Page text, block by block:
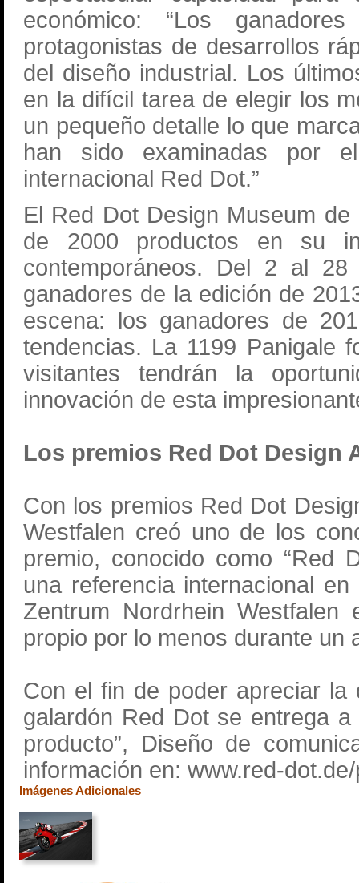
económico: “Los
protagonistas de desarrollos
del diseño industrial. Los
en la difícil tarea de elegir los
un pequeño detalle lo que
han sido examinadas por
internacional Red Dot.”
El Red Dot Design Museum
de 2000 productos en su
contemporáneos. Del 2 al
ganadores de la edición de
escena: los ganadores de
tendencias. La 1199 Panigale
visitantes tendrán la
innovación de esta
Los premios Red Dot Design
Con los premios Red Dot
Westfalen creó uno de los
premio, conocido como “Red
una referencia internacional
Zentrum Nordrhein
propio por lo menos durante un
Con el fin de poder apreciar
galardón Red Dot se entrega
producto”, Diseño de
información en: www.red-
Imágenes Adicionales